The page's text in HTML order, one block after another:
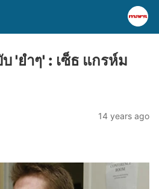
'ยำๆ' : เซ็ธ แกรห์ม
14 years ago